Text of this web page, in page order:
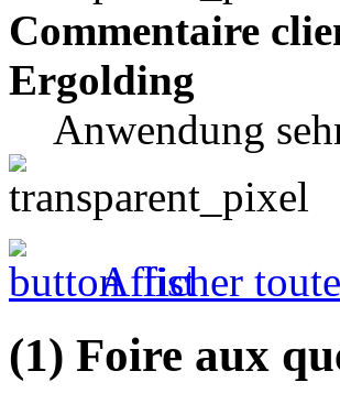
Commentaire
Ergolding
Anwendung
Afficher
(1) Foire aux